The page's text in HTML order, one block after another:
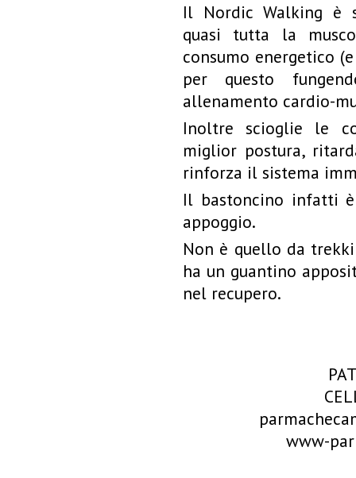
Il Nordic Walking è
quasi tutta la
consumo energetico
per questo
allenamento cardio-
Inoltre scioglie le
miglior postura,
rinforza il sistema
Il bastoncino infatti
appoggio.
Non è quello da
ha un guantino
nel recupero.
www-